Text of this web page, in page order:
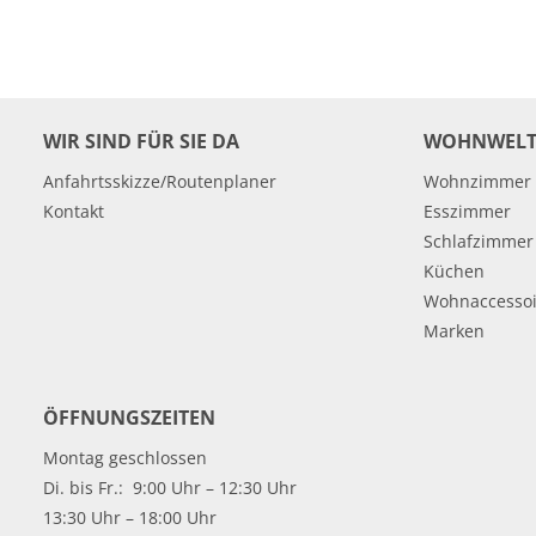
WIR SIND FÜR SIE DA
Anfahrtsskizze/Routenplaner
Kontakt
Wohnzimmer
Esszimmer
Schlafzimmer
Küchen
Marken
ÖFFNUNGSZEITEN
Montag geschlossen
Di. bis Fr.: 9:00 Uhr – 12:30 Uhr
13:30 Uhr – 18:00 Uhr